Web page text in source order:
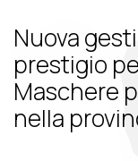
Nuova
prestigio
Maschere
nella